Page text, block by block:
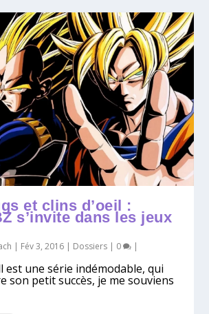
et clins d’oeil :
s’invite dans les jeux
| Fév 3, 2016 | Dossiers | 0 |
est une série indémodable, qui
son petit succès, je me souviens